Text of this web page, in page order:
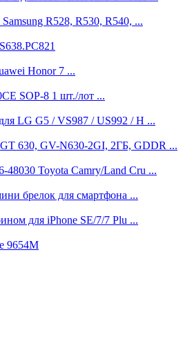
R528, R530, R540, ...
Honor 7 ...
SOP-8 1 шт./лот ...
LG G5 / VS987 / US992 / H ...
630, GV-N630-2GI, 2ГБ, GDDR ...
Toyota Camry/Land Cru ...
брелок для смартфона ...
для iPhone SE/7/7 Plu ...
9654M